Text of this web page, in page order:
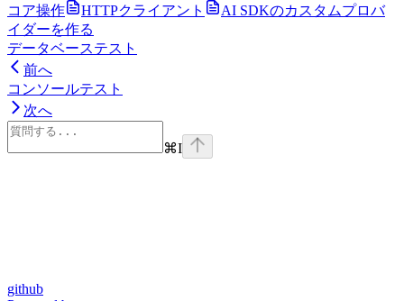
コア操作
HTTPクライアント
AI SDKのカスタムプロバ
イダーを作る
データベーステスト
前へ
コンソールテスト
次へ
⌘I
github